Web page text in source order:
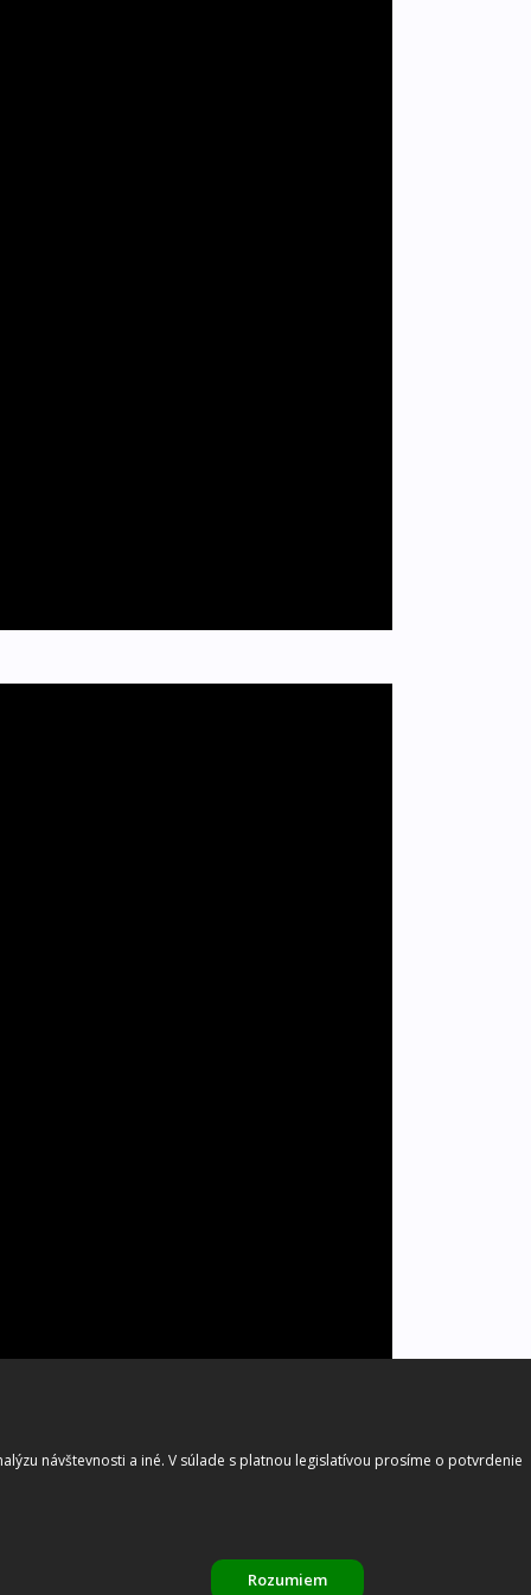
Nastavenia cookies
návštevnosti a iné. V súlade s platnou legislatívou prosíme o potvrdenie
Rozumiem